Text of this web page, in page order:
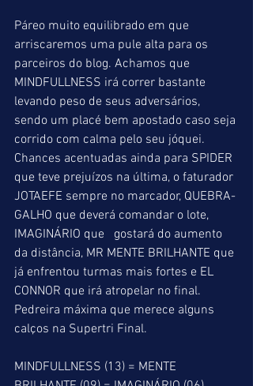
Páreo muito equilibrado em que
arriscaremos uma pule alta para os
parceiros do blog. Achamos que
MINDFULLNESS irá correr bastante
levando peso de seus adversários,
sendo um placé bem apostado caso seja
corrido com calma pelo seu jóquei.
Chances acentuadas ainda para SPIDER
que teve prejuízos na última, o faturador
JOTAEFE sempre no marcador, QUEBRA-
GALHO que deverá comandar o lote,
IMAGINÁRIO que   gostará do aumento
da distância, MR MENTE BRILHANTE que
já enfrentou turmas mais fortes e EL
CONNOR que irá atropelar no final.
Pedreira máxima que merece alguns
calços na Supertri Final.
MINDFULLNESS (13) = MENTE